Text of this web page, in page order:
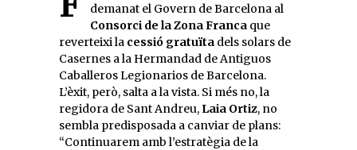
demanat el Govern de Barcelona al
Consorci de la Zona Franca que
reverteixi la cessió gratuïta dels solars de
Casernes a la Hermandad de Antiguos
Caballeros Legionarios de Barcelona.
L’èxit, però, salta a la vista. Si més no, la
regidora de Sant Andreu, Laia Ortiz, no
sembla predisposada a canviar de plans:
“Continuarem amb l’estratègia de la